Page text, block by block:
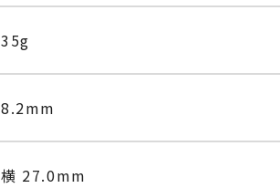
35g
8.2mm
横 27.0mm